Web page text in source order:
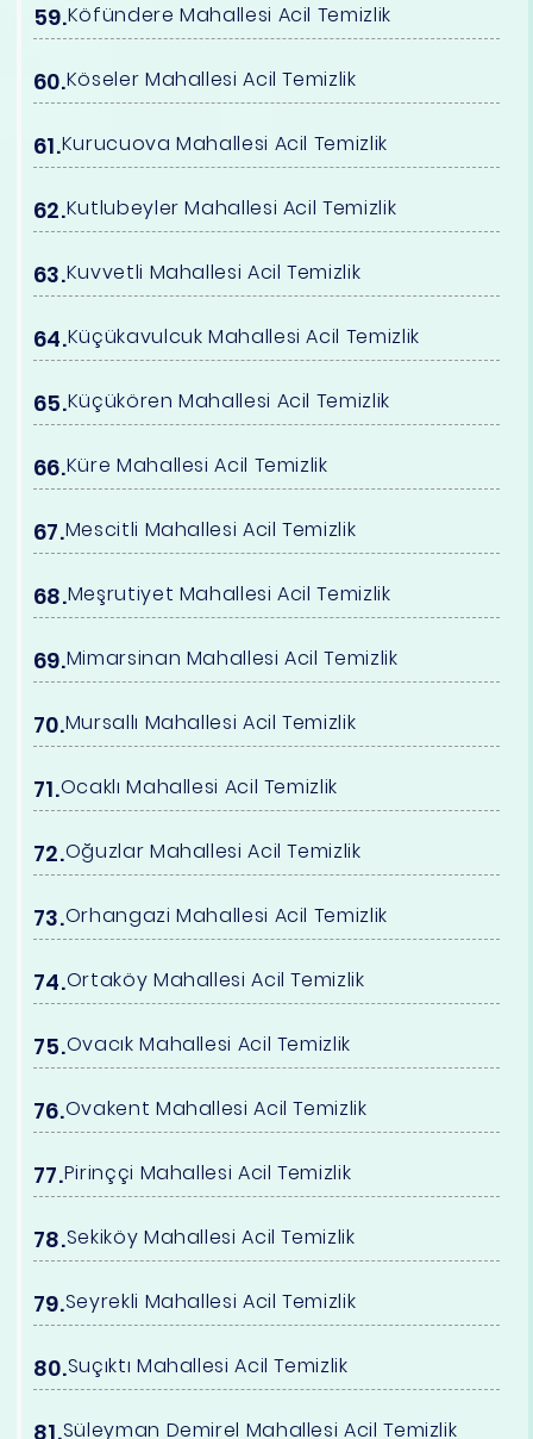
Köfündere Mahallesi Acil Temizlik
Köseler Mahallesi Acil Temizlik
Kurucuova Mahallesi Acil Temizlik
Kutlubeyler Mahallesi Acil Temizlik
Kuvvetli Mahallesi Acil Temizlik
Küçükavulcuk Mahallesi Acil Temizlik
Küçükören Mahallesi Acil Temizlik
Küre Mahallesi Acil Temizlik
Mescitli Mahallesi Acil Temizlik
Meşrutiyet Mahallesi Acil Temizlik
Mimarsinan Mahallesi Acil Temizlik
Mursallı Mahallesi Acil Temizlik
Ocaklı Mahallesi Acil Temizlik
Oğuzlar Mahallesi Acil Temizlik
Orhangazi Mahallesi Acil Temizlik
Ortaköy Mahallesi Acil Temizlik
Ovacık Mahallesi Acil Temizlik
Ovakent Mahallesi Acil Temizlik
Pirinççi Mahallesi Acil Temizlik
Sekiköy Mahallesi Acil Temizlik
Seyrekli Mahallesi Acil Temizlik
Suçıktı Mahallesi Acil Temizlik
Süleyman Demirel Mahallesi Acil Temizlik